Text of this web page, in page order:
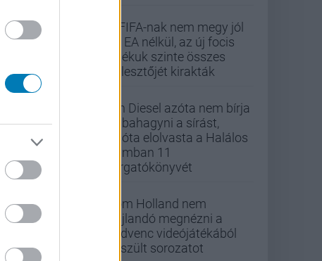
A FIFA-nak nem megy jól
az EA nélkül, az új focis
játékuk szinte összes
fejlesztőjét kirakták
Vin Diesel azóta nem bírja
abbahagyni a sírást,
mióta elolvasta a Halálos
iramban 11
forgatókönyvét
Tom Holland nem
hajlandó megnézni a
kedvenc videójátékából
készült sorozatot